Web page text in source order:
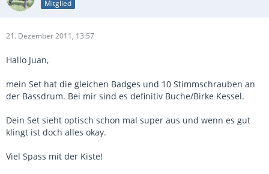
Mitglied
21. Dezember 2011, 13:57
Hallo Juan,
mein Set hat die gleichen Badges und 10 Stimmschrauben an
der Bassdrum. Bei mir sind es definitiv Buche/Birke Kessel.
Dein Set sieht optisch schon mal super aus und wenn es gut
klingt ist doch alles okay.
Viel Spass mit der Kiste!